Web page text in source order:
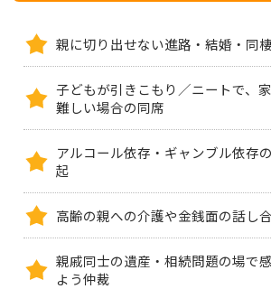
親に切り出せない進路・結婚・同
子どもが引きこもり／ニートで、
難しい場合の同席
アルコール依存・ギャンブル依存
起
高齢の親への介護や金銭面の話し
親戚同士の遺産・相続問題の場で
よう仲裁